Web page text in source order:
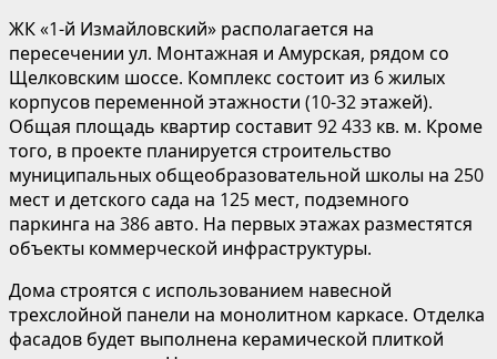
ЖК «1-й Измайловский» располагается на
пересечении ул. Монтажная и Амурская, рядом со
Щелковским шоссе. Комплекс состоит из 6 жилых
корпусов переменной этажности (10-32 этажей).
Общая площадь квартир составит 92 433 кв. м. Кроме
того, в проекте планируется строительство
муниципальных общеобразовательной школы на 250
мест и детского сада на 125 мест, подземного
паркинга на 386 авто. На первых этажах разместятся
объекты коммерческой инфраструктуры.
Дома строятся с использованием навесной
трехслойной панели на монолитном каркасе. Отделка
фасадов будет выполнена керамической плиткой